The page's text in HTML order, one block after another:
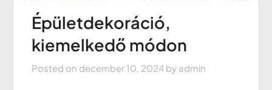
Épületdekoráció,
kiemelkedő módon
Posted on december 10, 2024 by admin